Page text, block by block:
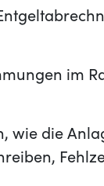
im
wie die